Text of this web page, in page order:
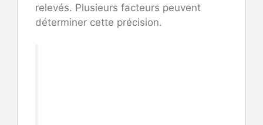
relevés. Plusieurs facteurs peuvent
déterminer cette précision.